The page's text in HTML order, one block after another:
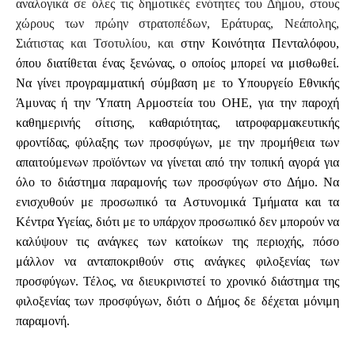
αναλογικά σε όλες τις δημοτικές ενότητες του Δήμου, στους
χώρους των πρώην στρατοπέδων, Εράτυρας, Νεάπολης,
Σιάτιστας και Τσοτυλίου, καιστην Κοινότητα Πενταλόφου,
όπου διατίθεται ένας ξενώνας, ο οποίος μπορεί να μισθωθεί.
Να γίνει προγραμματική σύμβαση με το Υπουργείο Εθνικής
Άμυνας ή την Ύπατη Αρμοστεία του ΟΗΕ, για την παροχή
καθημερινής σίτισης, καθαριότητας, ιατροφαρμακευτικής
φροντίδας, φύλαξης των προσφύγων, με την προμήθεια των
απαιτούμενων προϊόντων να γίνεται από την τοπική αγορά για
όλο το διάστημα παραμονής των προσφύγων στο Δήμο. Να
ενισχυθούν με προσωπικό τα Αστυνομικά Τμήματα και τα
Κέντρα Υγείας, διότι με το υπάρχον προσωπικό δεν μπορούν να
καλύψουν τις ανάγκες των κατοίκων της περιοχής, πόσο
μάλλον να ανταποκριθούν στις ανάγκες φιλοξενίας των
προσφύγων. Τέλος, να διευκρινιστεί το χρονικό διάστημα της
φιλοξενίας των προσφύγων, διότι ο Δήμος δε δέχεται μόνιμη
παραμονή.